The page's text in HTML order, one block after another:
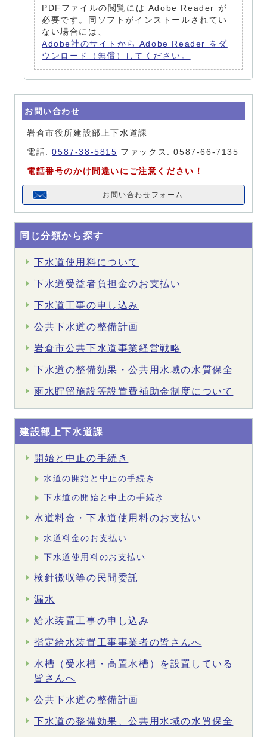
PDFファイルの閲覧には Adobe Reader が
必要です。同ソフトがインストールされてい
ない場合には、
Adobe社のサイトから Adobe Reader をダ
ウンロード（無償）してください。
お問い合わせ
岩倉市役所建設部上下水道課
電話:0587-38-5815 ファックス: 0587-66-7135
電話番号のかけ間違いにご注意ください！
お問い合わせフォーム
同じ分類から探す
下水道使用料について
下水道受益者負担金のお支払い
下水道工事の申し込み
公共下水道の整備計画
岩倉市公共下水道事業経営戦略
下水道の整備効果・公共用水域の水質保全
雨水貯留施設等設置費補助金制度について
建設部上下水道課
開始と中止の手続き
水道の開始と中止の手続き
下水道の開始と中止の手続き
水道料金・下水道使用料のお支払い
水道料金のお支払い
下水道使用料のお支払い
検針徴収等の民間委託
漏水
給水装置工事の申し込み
指定給水装置工事事業者の皆さんへ
水槽（受水槽・高置水槽）を設置している
皆さんへ
公共下水道の整備計画
下水道の整備効果、公共用水域の水質保全